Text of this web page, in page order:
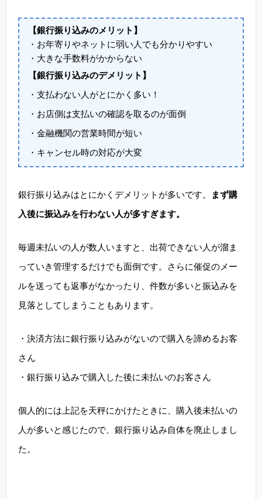
【銀行振り込みのメリット】
・お年寄りやネットに弱い人でも分かりやすい
・大きな手数料がかからない
【銀行振り込みのデメリット】
・支払わない人がとにかく多い！
・お店側は支払いの確認を取るのが面倒
・金融機関の営業時間が短い
・キャンセル時の対応が大変
銀行振り込みはとにかくデメリットが多いです。
まず購
入後に振込みを行わない人が多すぎます。
毎週未払いの人が数人いますと、出荷できない人が溜ま
っていき管理するだけでも面倒です。さらに催促のメー
ルを送っても返事がなかったり、件数が多いと振込みを
見落としてしまうこともあります。
・決済方法に銀行振り込みがないので購入を諦めるお客
さん
・銀行振り込みで購入した後に未払いのお客さん
個人的には上記を天秤にかけたときに、購入後未払いの
人が多いと感じたので、銀行振り込み自体を廃止しまし
た。